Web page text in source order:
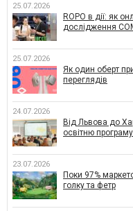
25.07.2026
ROPO в дії: як
дослідження
25.07.2026
Як один оберт
переглядів
24.07.2026
Від Львова до
освітню
23.07.2026
Поки 97%
голку та фетр